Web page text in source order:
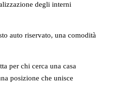
degli interni
auto riservato, una comodità
per chi cerca una casa
posizione che unisce